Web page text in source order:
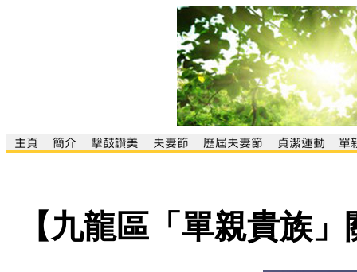
【九龍區「單親貴族